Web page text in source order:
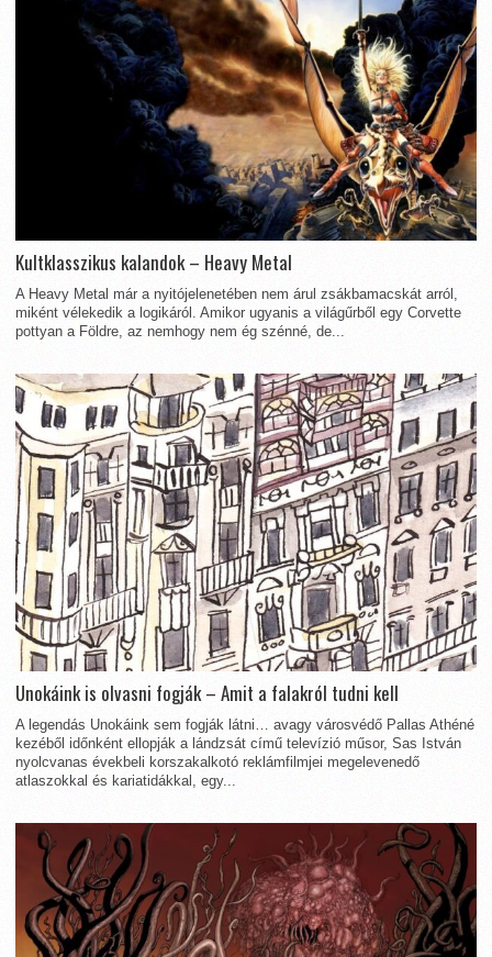
Kultklasszikus kalandok – Heavy Metal
A Heavy Metal már a nyitójelenetében nem árul zsákbamacskát arról,
miként vélekedik a logikáról. Amikor ugyanis a világűrből egy Corvette
pottyan a Földre, az nemhogy nem ég szénné, de...
Unokáink is olvasni fogják – Amit a falakról tudni kell
A legendás Unokáink sem fogják látni… avagy városvédő Pallas Athéné
kezéből időnként ellopják a lándzsát című televízió műsor, Sas István
nyolcvanas évekbeli korszakalkotó reklámfilmjei megelevenedő
atlaszokkal és kariatidákkal, egy...